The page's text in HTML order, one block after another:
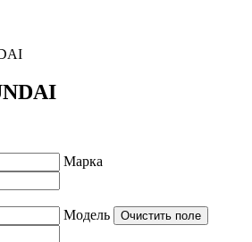
Марка
Модель
Очистить поле